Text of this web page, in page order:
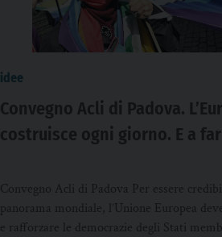
idee
Convegno Acli di Padova.
costruisce ogni giorno. E a
Convegno Acli di Padova Per essere
panorama mondiale, l’Unione Europea
e rafforzare le democrazie degli Stati